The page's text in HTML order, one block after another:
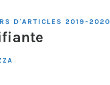
D'ARTICLES 2019-2020